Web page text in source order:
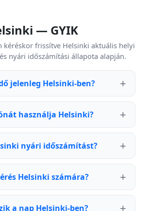
— GYIK
kéréskor frissítve Helsinki aktuális helyi
nyári időszámítási állapota alapján.
jelenleg Helsinki-ben?
használja Helsinki?
nyári időszámítást?
Helsinki számára?
a nap Helsinki-ben?